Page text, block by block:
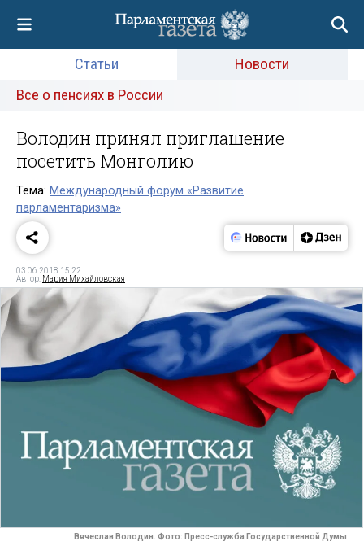
Статьи
Новости
Все о пенсиях в России
Володин принял приглашение
посетить Монголию
Тема: Международный форум «Развитие
парламентаризма»
03.06.2018 15:22
Автор: Мария Михайловская
Вячеслав Володин. Фото: Пресс-служба Государственной Думы